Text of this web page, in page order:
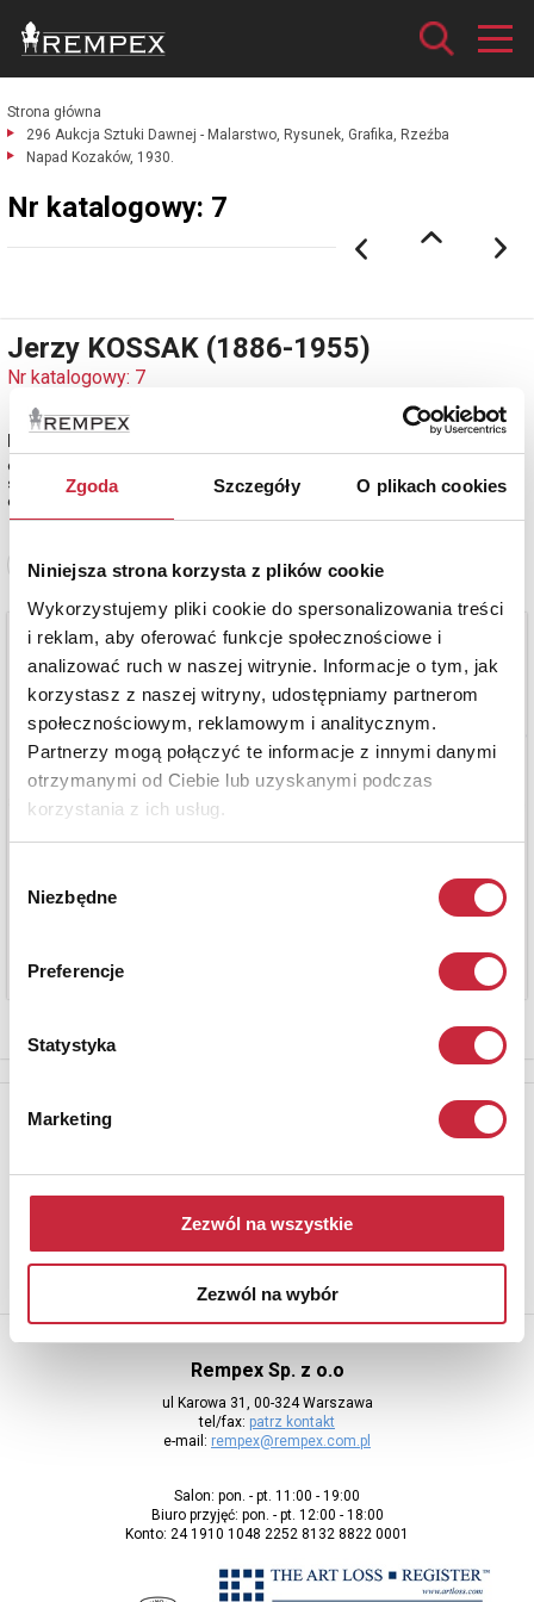
Zgoda Szczegóły O plikach cookies
Niniejsza strona korzysta z plików cookie
Wykorzystujemy pliki cookie do spersonalizowania treści
i reklam, aby oferować funkcje społecznościowe i
analizować ruch w naszej witrynie. Informacje o tym, jak
korzystasz z naszej witryny, udostępniamy partnerom
społecznościowym, reklamowym i analitycznym.
Partnerzy mogą połączyć te informacje z innymi danymi
otrzymanymi od Ciebie lub uzyskanymi podczas
korzystania z ich usług.
zgody
Niezbędne
Preferencje
Statystyka
Marketing
Zezwól na wszystkie
Zezwól na wybór
Strona główna
296 Aukcja Sztuki Dawnej - Malarstwo, Rysunek, Grafika, Rzeźba
Napad Kozaków, 1930.
Nr katalogowy: 7
Jerzy KOSSAK (1886-1955)
Nr katalogowy: 7
olej, sklejka; 55 x 80 cm;
sygn. i dat. p. d.: Jerzy Kossak / 1930
estymacja: 45 000 - 50 000 zł
Zobacz pełne informacje
adres e-mail
Rempex Sp. z o.o
ul Karowa 31, 00-324 Warszawa
tel/fax: patrz kontakt
e-mail: rempex@rempex.com.pl
Salon: pon. - pt. 11:00 - 19:00
Biuro przyjęć: pon. - pt. 12:00 - 18:00
Konto: 24 1910 1048 2252 8132 8822 0001